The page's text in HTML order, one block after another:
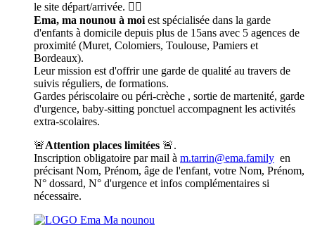
le site départ/arrivée. 🦹‍♀️
Ema, ma nounou à moiest spécialisée dans la garde
d'enfants à domicile depuis plus de 15ans avec 5 agences de
proximité (Muret, Colomiers, Toulouse, Pamiers et
Bordeaux).
Leur mission est d'offrir une garde de qualité au travers de
suivis réguliers, de formations.
Gardes périscolaire ou péri-crèche , sortie de martenité, garde
d'urgence, baby-sitting ponctuel accompagnent les activités
extra-scolaires.
🚨Attention places limitées 🚨.
Inscription obligatoire par mail à m.tarrin@ema.family en
précisant Nom, Prénom, âge de l'enfant, votre Nom, Prénom,
N° dossard, N° d'urgence et infos complémentaires si
nécessaire.